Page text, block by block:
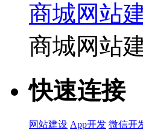
商城网站
商城网站
快速连接
网站建设 App开发 微信开